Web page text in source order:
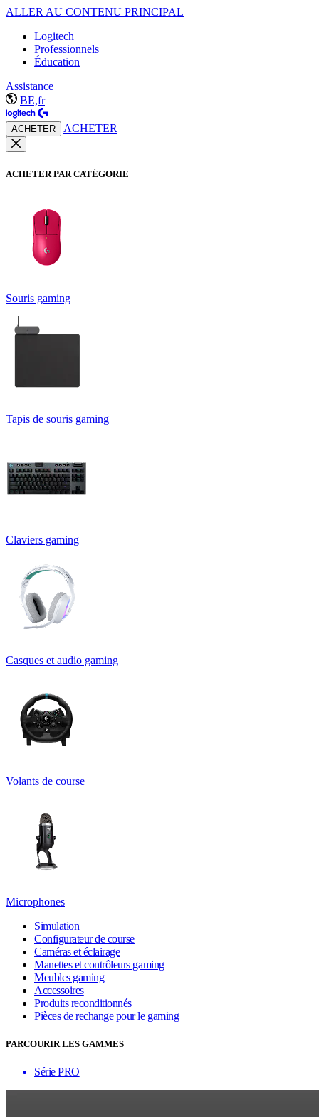
ALLER AU CONTENU PRINCIPAL
Logitech
Professionnels
Éducation
Assistance
BE,fr
ACHETER ACHETER
ACHETER PAR CATÉGORIE
Souris gaming
Tapis de souris gaming
Claviers gaming
Casques et audio gaming
Volants de course
Microphones
Simulation
Configurateur de course
Caméras et éclairage
Manettes et contrôleurs gaming
Meubles gaming
Accessoires
Produits reconditionnés
Pièces de rechange pour le gaming
PARCOURIR LES GAMMES
Série PRO